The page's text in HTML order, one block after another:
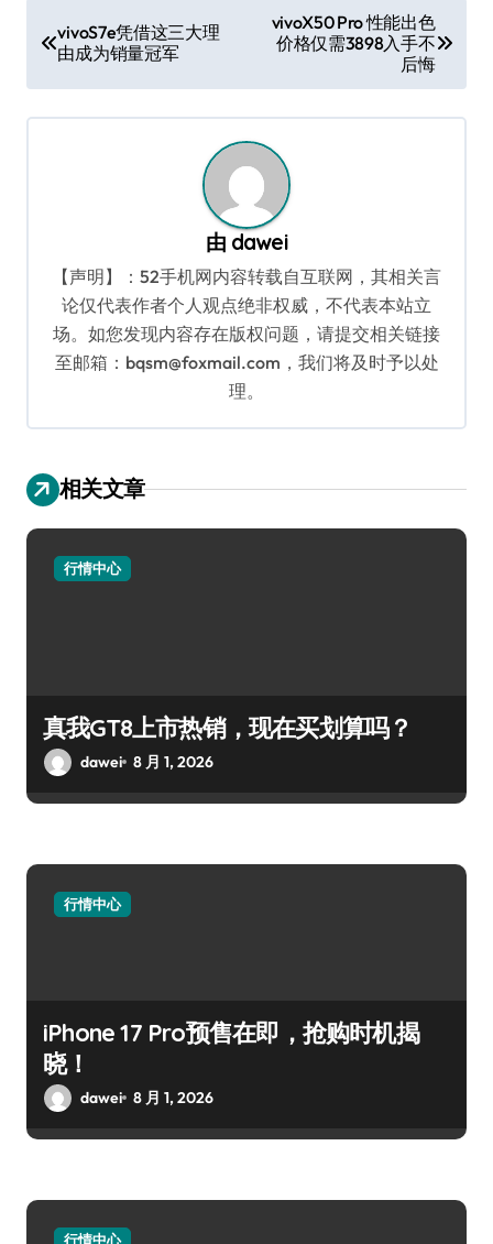
章
导
航
vivoS7e凭借这三大理
由成为销量冠军
vivoX50 Pro 性能出色
价格仅需3898入手不
后悔
由 dawei
【声明】：52手机网内容转载自互联网，其相关言
论仅代表作者个人观点绝非权威，不代表本站立
场。如您发现内容存在版权问题，请提交相关链接
至邮箱：bqsm@foxmail.com，我们将及时予以处
理。
相关文章
行情中心
真我GT8上市热销，现在买划算吗？
dawei 8 月 1, 2026
行情中心
iPhone 17 Pro预售在即，抢购时机揭
晓！
dawei 8 月 1, 2026
行情中心